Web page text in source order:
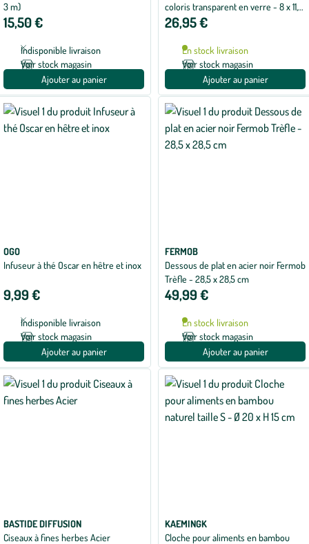
3 m)
15,50 €
Indisponible livraison
Voir stock magasin
Ajouter au panier
coloris transparent en verre - 8 x 11,5
x 25,8 cm
26,95 €
En stock livraison
Voir stock magasin
Ajouter au panier
OGO
Infuseur à thé Oscar en hêtre et inox
9,99 €
Indisponible livraison
Voir stock magasin
Ajouter au panier
FERMOB
Dessous de plat en acier noir Fermob
Trèfle - 28,5 x 28,5 cm
49,99 €
En stock livraison
Voir stock magasin
Ajouter au panier
BASTIDE DIFFUSION
Ciseaux à fines herbes Acier
KAEMINGK
Cloche pour aliments en bambou